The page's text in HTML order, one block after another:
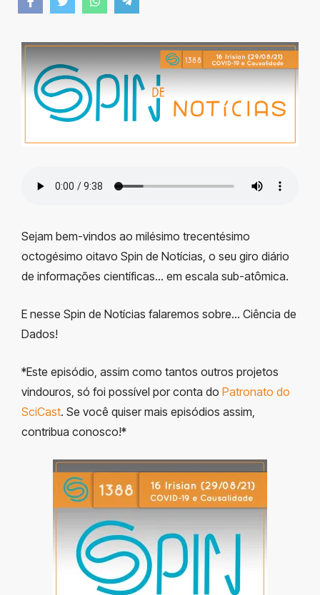
Sejam bem-vindos ao milésimo trecentésimo
octogésimo oitavo Spin de Notícias, o seu giro diário
de informações científicas… em escala sub-atômica.
E nesse Spin de Notícias falaremos sobre… Ciência de
Dados!
*Este episódio, assim como tantos outros projetos
vindouros, só foi possível por conta do Patronato do
SciCast. Se você quiser mais episódios assim,
contribua conosco!*